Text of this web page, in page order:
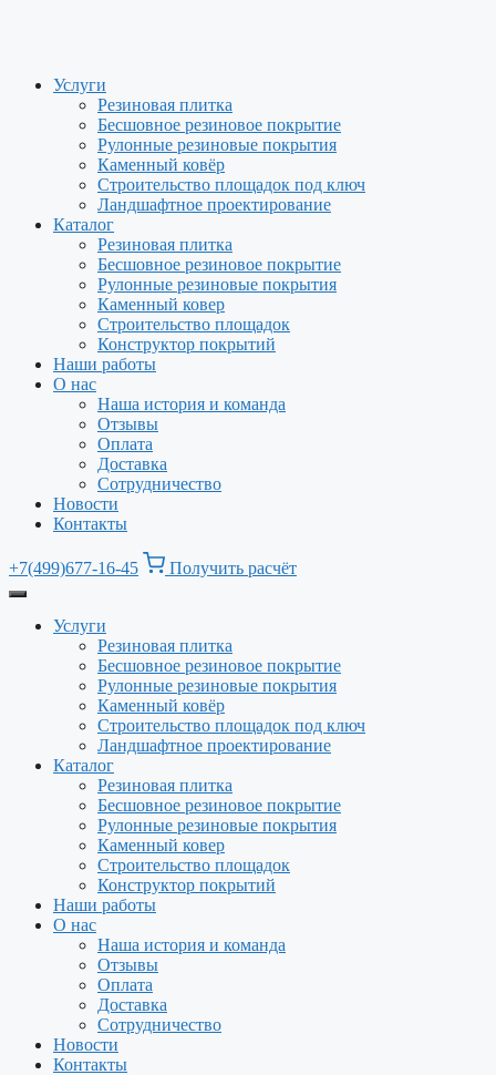
Услуги
Резиновая плитка
Бесшовное резиновое покрытие
Рулонные резиновые покрытия
Каменный ковёр
Строительство площадок под ключ
Ландшафтное проектирование
Каталог
Резиновая плитка
Бесшовное резиновое покрытие
Рулонные резиновые покрытия
Каменный ковер
Строительство площадок
Конструктор покрытий
Наши работы
О нас
Наша история и команда
Отзывы
Оплата
Доставка
Сотрудничество
Новости
Контакты
+7(499)677-16-45 Получить расчёт
Услуги
Резиновая плитка
Бесшовное резиновое покрытие
Рулонные резиновые покрытия
Каменный ковёр
Строительство площадок под ключ
Ландшафтное проектирование
Каталог
Резиновая плитка
Бесшовное резиновое покрытие
Рулонные резиновые покрытия
Каменный ковер
Строительство площадок
Конструктор покрытий
Наши работы
О нас
Наша история и команда
Отзывы
Оплата
Доставка
Сотрудничество
Новости
Контакты